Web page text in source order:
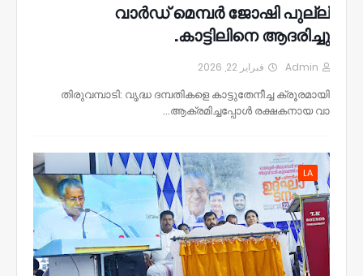
വാർഡ് മെമ്പർ ജോഷി പുല്ല്
കാട്ടിലിനെ ആദരിച്ചു.
Admin فبراير 22, 2026
തിരുവമ്പാടി: വൃദ്ധ ദമ്പതികളെ കാട്ടുതേനീച്ച ക്രൂരമായി
ആക്രമിച്ചപ്പോൾ രക്ഷകനായ വാ…
LA